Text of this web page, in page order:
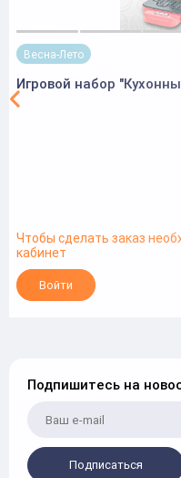
Весна-Лето
Игровой набор
Чтобы сделать заказ
кабинет
Войти
Подпишитесь на
Подписаться